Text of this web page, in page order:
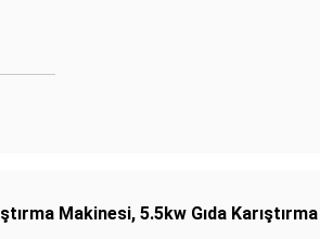
Makinesi, 5.5kw Gıda